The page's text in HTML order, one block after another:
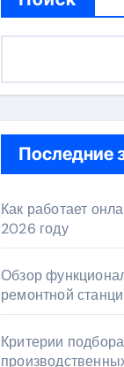
Последние
Как работает
2026 году
Обзор
ремонтной
Критерии